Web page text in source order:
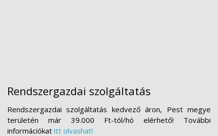
Rendszergazdai szolgáltatás
Rendszergazdai szolgáltatás kedvező áron, Pest megye
területén már 39.000 Ft-tól/hó elérhető! További
információkat itt olvashat!